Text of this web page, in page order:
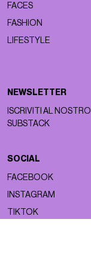
FACES
FASHION
LIFESTYLE
NEWSLETTER
ISCRIVITI AL NOSTRO
SUBSTACK
SOCIAL
FACEBOOK
INSTAGRAM
TIKTOK